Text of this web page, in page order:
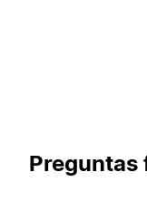
Preguntas